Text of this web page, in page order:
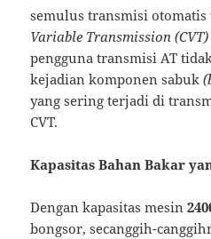
semulus transmisi
Variable Transmission
pengguna transmisi AT
kejadian komponen sabuk
yang sering terjadi di
CVT.
Kapasitas Bahan Bakar
Dengan kapasitas mesin
bongsor, secanggih-